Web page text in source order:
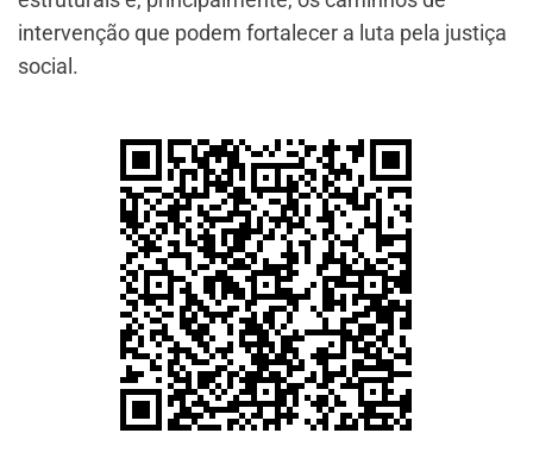
intervenção que podem fortalecer a luta pela justiça
social.